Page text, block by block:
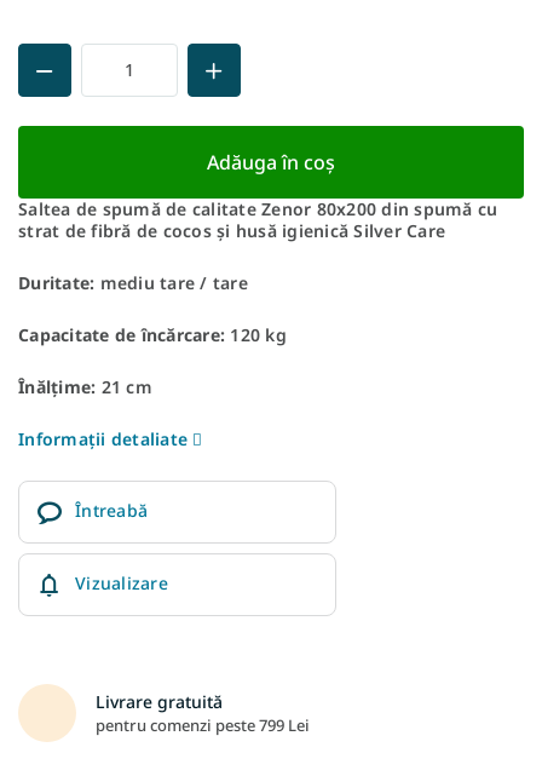
Adăuga în coş
Saltea de spumă de calitate Zenor 80x200 din spumă cu
strat de fibră de cocos și husă igienică Silver Care
Duritate: mediu tare / tare
Capacitate de încărcare: 120 kg
Înălțime: 21 cm
Informaţii detaliate
Întreabă
Vizualizare
Livrare gratuită
pentru comenzi peste 799 Lei